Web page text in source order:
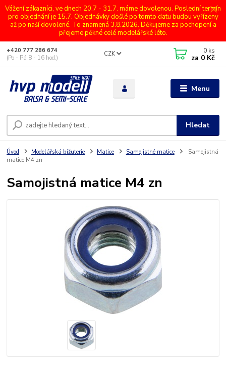
Vážení zákazníci, ve dnech 20.7 - 31.7. máme dovolenou. Poslední termín
pro objednání je 15.7. Objednávky došlé po tomto datu budou vyřízeny
až po naší dovolené. To znamená 3.8.2026. Děkujeme za pochopení a
přejeme pěkné celé modelářské léto.
Menu
CZK
Hledat
+420 777 286 674
(Po - Pá 8 - 16 hod.)
0 ks
za 0 Kč
Úvod Modelářská bižuterie Matice Samojistné matice
Samojistná
matice M4 zn
Samojistná matice M4 zn